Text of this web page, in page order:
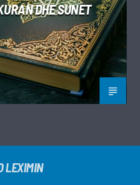
DHE SUNET
LEXIMIN